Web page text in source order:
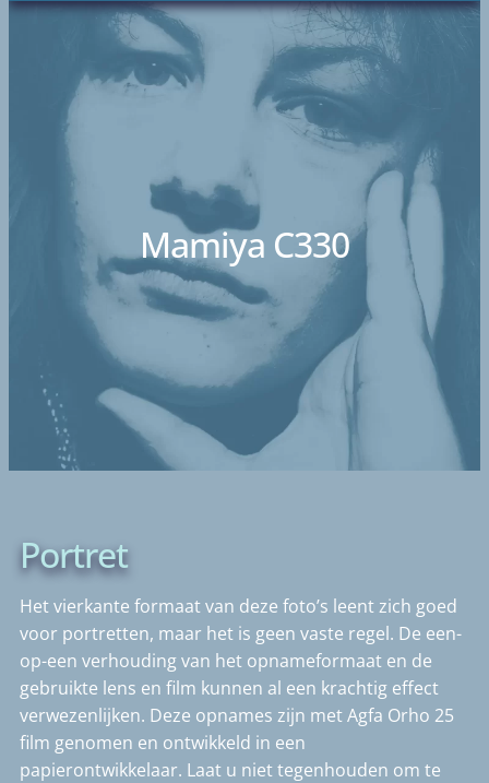
Mamiya C330
Portret
Het vierkante formaat van deze foto’s leent zich goed
voor portretten, maar het is geen vaste regel. De een-
op-een verhouding van het opnameformaat en de
gebruikte lens en film kunnen al een krachtig effect
verwezenlijken. Deze opnames zijn met Agfa Orho 25
film genomen en ontwikkeld in een
papierontwikkelaar. Laat u niet tegenhouden om te